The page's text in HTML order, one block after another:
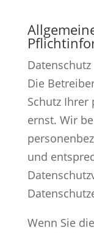
Datenschutz
Die
Schutz Ihrer
ernst. Wir
und
Wenn Sie